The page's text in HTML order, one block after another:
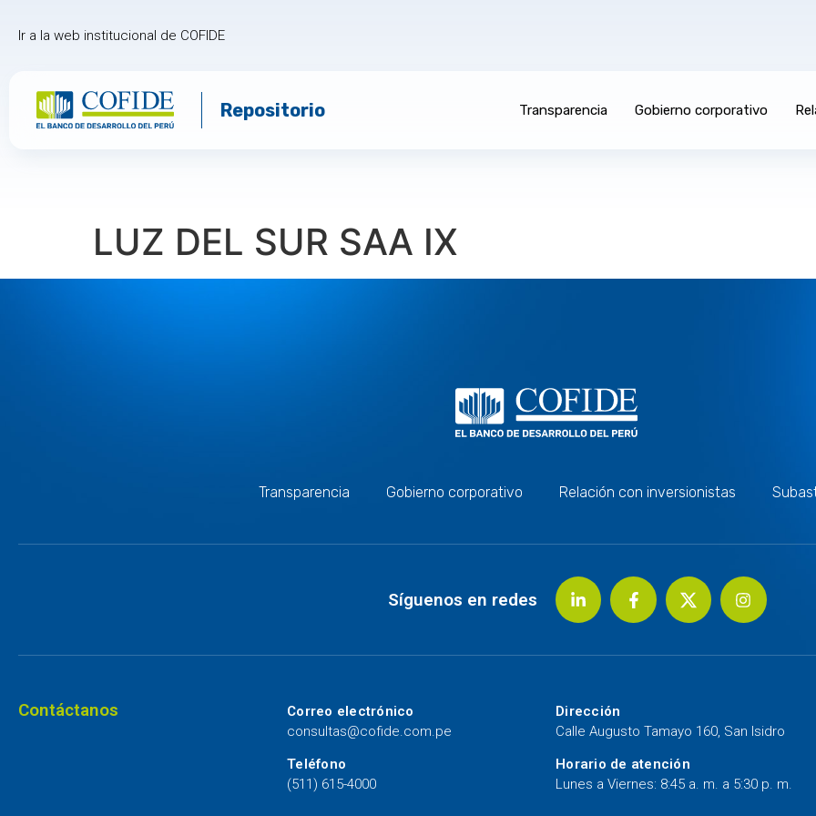
Ir a la web institucional de COFIDE
Repositorio Transparencia Gobierno corporativo
LUZ DEL SUR SAA IX
Transparencia Gobierno corporativo Relación con inversionistas
Síguenos en redes
Contáctanos
Correo electrónico
consultas@cofide.com.pe
Teléfono
(511) 615-4000
Dirección
Calle Augusto Tamayo 160, San Isidro
Horario de atención
Lunes a Viernes: 8:45 a. m. a 5:30 p. m.